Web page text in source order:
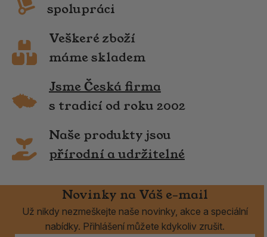
spolupráci
Veškeré zboží
máme skladem
Jsme Česká firma
s tradicí od roku 2002
Naše produkty jsou
přírodní a udržitelné
Novinky na Váš e-mail
Už nikdy nezmeškejte naše novinky, akce a speciální
nabídky. Přihlášení můžete kdykoliv zrušit.